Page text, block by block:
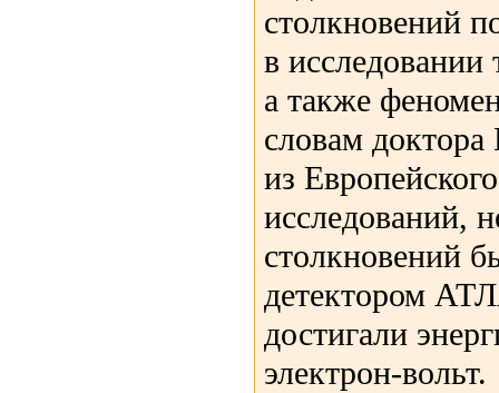
столкновений
в
а также
словам
из
исследований,
столкновений
детектором
достигали
электрон-вольт.